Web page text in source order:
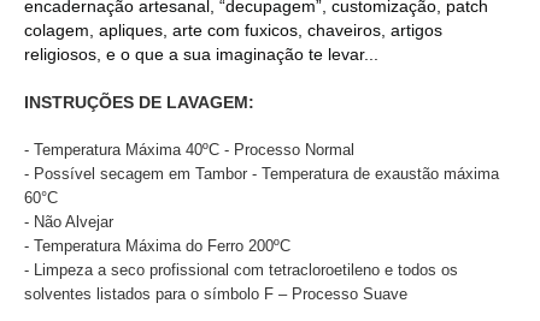
encadernação artesanal, “decupagem”, customização, patch
colagem, apliques, arte com fuxicos, chaveiros, artigos
religiosos, e o que a sua imaginação te levar...
INSTRUÇÕES DE LAVAGEM:
- Temperatura Máxima 40ºC - Processo Normal
- Possível secagem em Tambor - Temperatura de exaustão máxima
60°C
- Não Alvejar
- Temperatura Máxima do Ferro 200ºC
- Limpeza a seco profissional com tetracloroetileno e todos os
solventes listados para o símbolo F – Processo Suave